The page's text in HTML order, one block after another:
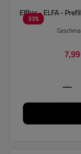
33%
Elfbar - ELFA -